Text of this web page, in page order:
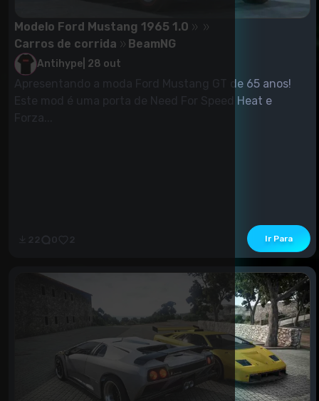
Modelo Ford Mustang 1965 1.0
Carros de corrida
BeamNG
Antihype 28 out
Apresentando a moda Ford Mustang GT de 65 anos!
Este mod é uma porta de Need For Speed Heat e
Ir Para